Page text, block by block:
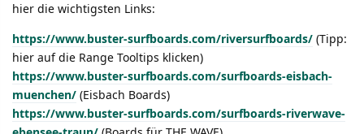
hier die wichtigsten Links:
https://www.buster-surfboards.com/riversurfboards/ (Tipp:
hier auf die Range Tooltips klicken)
https://www.buster-surfboards.com/surfboards-eisbach-
muenchen/ (Eisbach Boards)
https://www.buster-surfboards.com/surfboards-riverwave-